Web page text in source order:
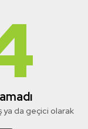
ya da geçici olarak